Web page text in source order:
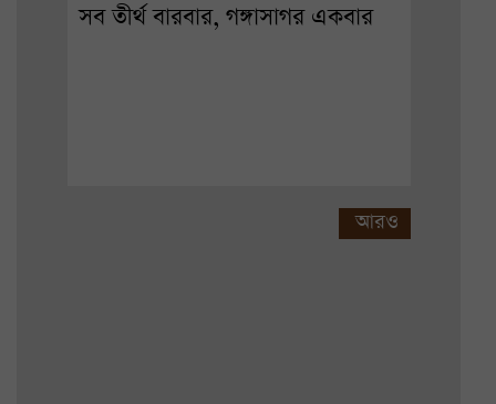
সব তীর্থ বারবার, গঙ্গাসাগর একবার
আরও